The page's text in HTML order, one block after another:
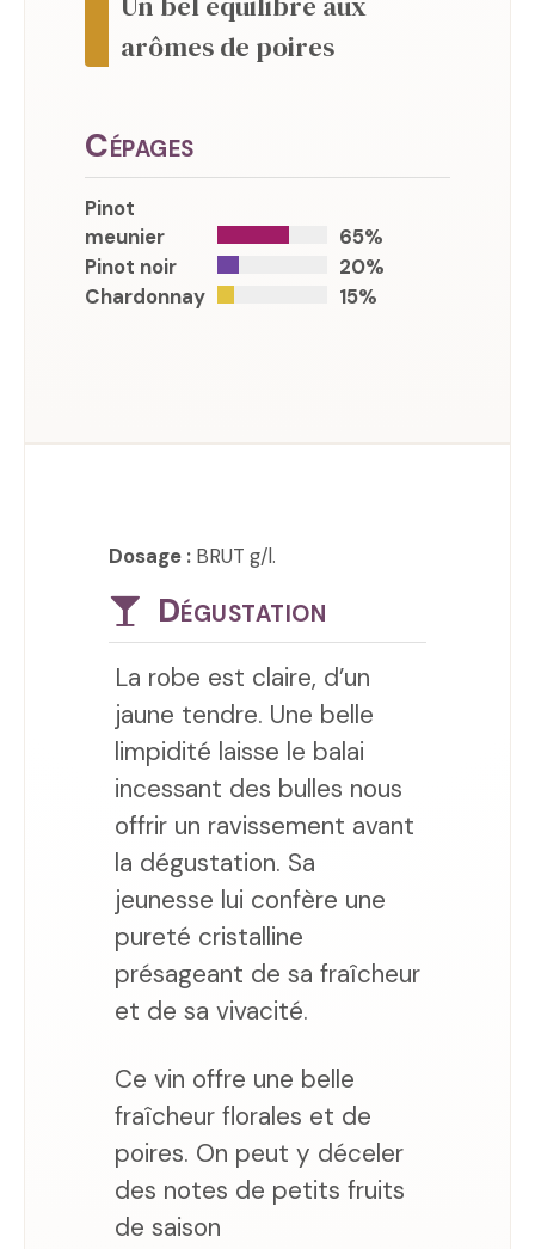
arômes de poires
Cépages
Pinot
meunier
65%
Pinot noir
20%
Chardonnay
15%
Dosage : BRUT g/l.
Dégustation
La robe est claire, d’un
jaune tendre. Une belle
limpidité laisse le balai
incessant des bulles nous
offrir un ravissement avant
la dégustation. Sa
jeunesse lui confère une
pureté cristalline
présageant de sa fraîcheur
et de sa vivacité.
Ce vin offre une belle
fraîcheur florales et de
poires. On peut y déceler
des notes de petits fruits
de saison